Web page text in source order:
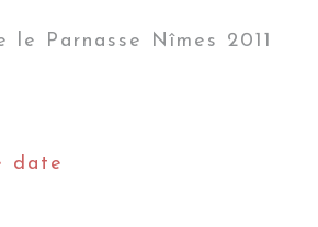
le Parnasse Nîmes 2011
date